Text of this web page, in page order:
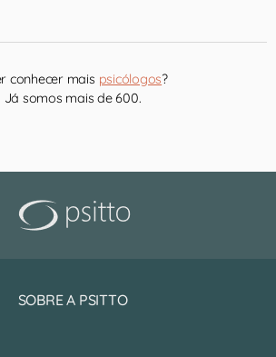
conhecer mais psicólogos?
Já somos mais de 600.
SOBRE A PSITTO